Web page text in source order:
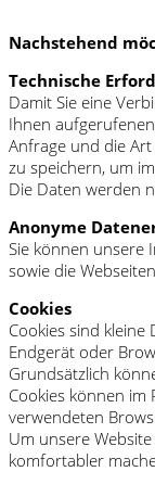
Nachstehend
Technische
Damit Sie eine
Ihnen
Anfrage und die
zu speichern, um
Die Daten werden
Anonyme
Sie können unsere
sowie die
Cookies
Cookies sind
Endgerät oder
Grundsätzlich
Cookies können
verwendeten
Um unsere
komfortabler